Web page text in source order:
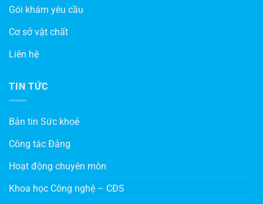
Gói khám yêu cầu
Cơ sở vật chất
Liên hệ
TIN TỨC
Bản tin Sức khoẻ
Công tác Đảng
Hoạt động chuyên môn
Khoa học Công nghệ – CĐS